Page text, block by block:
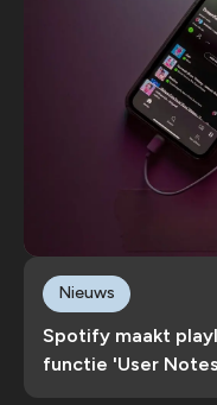
Spotify maakt
functie 'User
Nieuws